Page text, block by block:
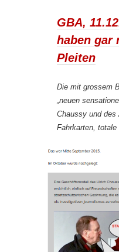
GBA,
haben gar
Pleiten
Die mit grossem
„neuen
Chaussy und des
Fahrkarten,